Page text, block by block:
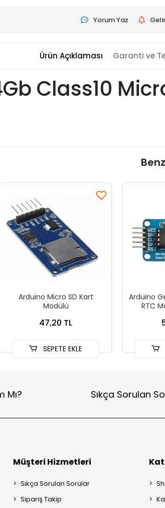
Yorum Yaz
Ürün Açıklaması Garanti ve
Class10
Arduino Micro SD Kart
Modülü
47,20 TL
SEPETE EKLE
Arduino
RTC
Mı? Sıkça Sorulan
Müşteri Hizmetleri
Sıkça Sorulan Sorular
Sipariş Takip